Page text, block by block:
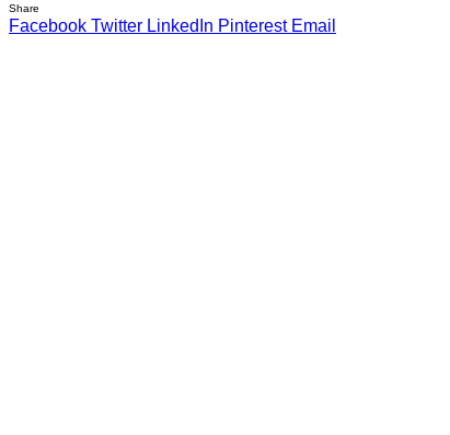
Share
Facebook Twitter LinkedIn Pinterest Email